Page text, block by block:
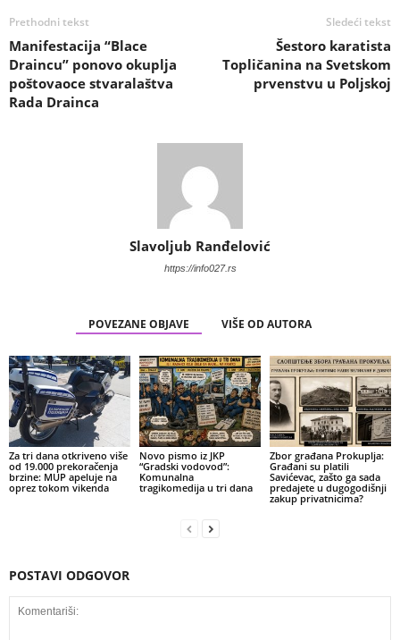
Prethodni tekst
Manifestacija “Blace
Draincu” ponovo okuplja
poštovaoce stvaralaštva
Rada Drainca
Sledeći tekst
Šestoro karatista
Topličanina na Svetskom
prvenstvu u Poljskoj
Slavoljub Ranđelović
https://info027.rs
POVEZANE OBJAVE VIŠE OD AUTORA
Za tri dana otkriveno više
od 19.000 prekoračenja
brzine: MUP apeluje na
oprez tokom vikenda
Novo pismo iz JKP
“Gradski vodovod”:
Komunalna
tragikomedija u tri dana
Zbor građana Prokuplja:
Građani su platili
Savićevac, zašto ga sada
predajete u dugogodišnji
zakup privatnicima?
POSTAVI ODGOVOR